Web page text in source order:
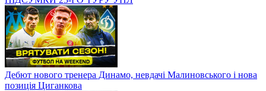
Дебют нового тренера Динамо, невдачі Малиновського і нова
позиція Циганкова